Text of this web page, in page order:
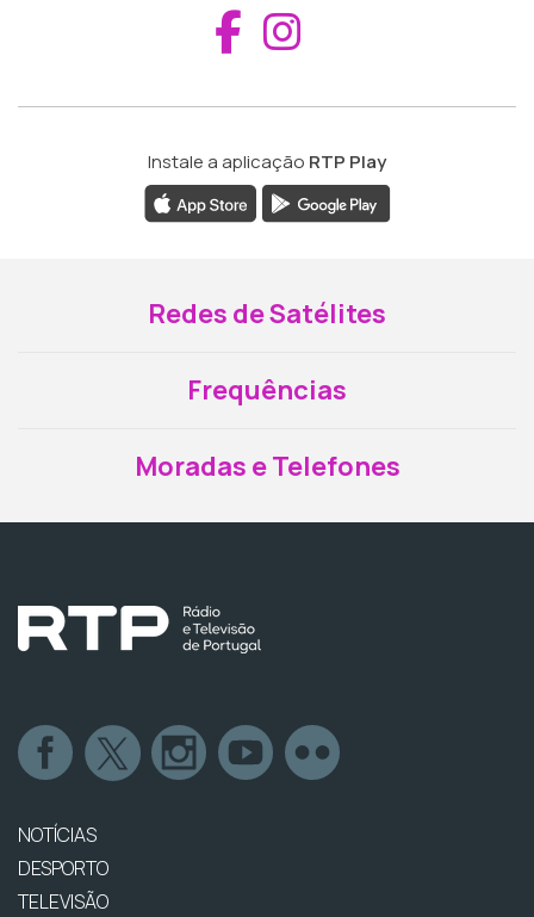
Aceder ao
Instale a aplicação RTP Play
Redes de Satélites
Frequências
Moradas e Telefones
NOTÍCIAS
DESPORTO
TELEVISÃO